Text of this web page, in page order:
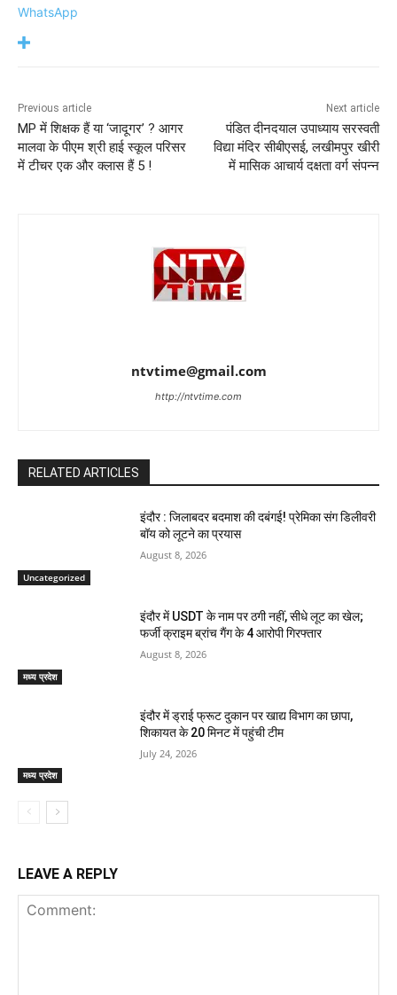
WhatsApp
Previous article
MP में शिक्षक हैं या ‘जादूगर’ ? आगर
मालवा के पीएम श्री हाई स्कूल परिसर
में टीचर एक और क्लास हैं 5 !
Next article
पंडित दीनदयाल उपाध्याय सरस्वती
विद्या मंदिर सीबीएसई, लखीमपुर खीरी
में मासिक आचार्य दक्षता वर्ग संपन्न
ntvtime@gmail.com
http://ntvtime.com
RELATED ARTICLES
Uncategorized
इंदौर : जिलाबदर बदमाश की दबंगई! प्रेमिका संग डिलीवरी
बॉय को लूटने का प्रयास
August 8, 2026
मध्य प्रदेश
इंदौर में USDT के नाम पर ठगी नहीं, सीधे लूट का खेल;
फर्जी क्राइम ब्रांच गैंग के 4 आरोपी गिरफ्तार
August 8, 2026
मध्य प्रदेश
इंदौर में ड्राई फ्रूट दुकान पर खाद्य विभाग का छापा,
शिकायत के 20 मिनट में पहुंची टीम
July 24, 2026
LEAVE A REPLY